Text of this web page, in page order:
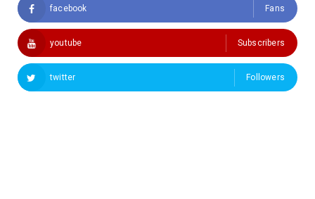
facebook Fans
youtube Subscribers
twitter Followers